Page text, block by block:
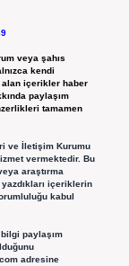
veya şahıs
kendi
alan içerikler haber
paylaşım
tamamen
ve İletişim Kurumu
vermektedir. Bu
araştırma
içeriklerin
kabul
paylaşım
adresine